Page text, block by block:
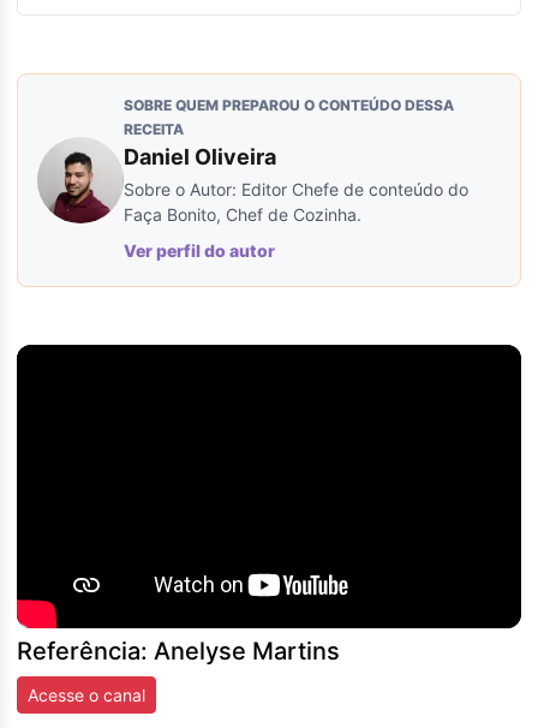
SOBRE QUEM PREPAROU O CONTEÚDO DESSA
RECEITA
Daniel Oliveira
Sobre o Autor: Editor Chefe de conteúdo do
Faça Bonito, Chef de Cozinha.
Ver perfil do autor
Referência: Anelyse Martins
Acesse o canal